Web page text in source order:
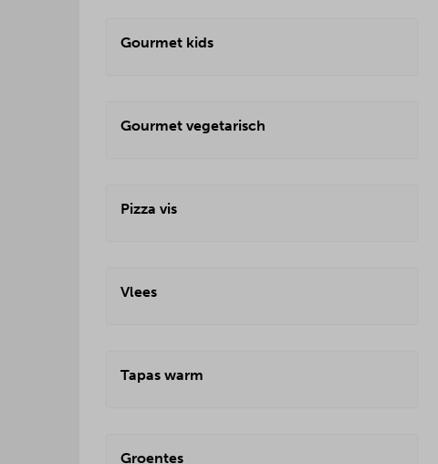
Gourmet kids
Gourmet vegetarisch
Pizza vis
Vlees
Tapas warm
Groentes